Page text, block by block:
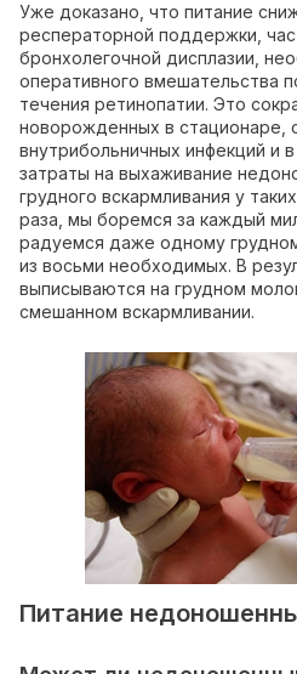
Уже доказано, что питание
респераторной поддержки,
бронхолегочной дисплазии,
оперативного вмешательства
течения ретинопатии. Это
новорожденных в стационаре,
внутрибольничных инфекций и
затраты на выхаживание
грудного вскармливания у
раза, мы боремся за каждый
радуемся даже одному
из восьми необходимых. В
выписываются на грудном
смешанном вскармливании.
Питание